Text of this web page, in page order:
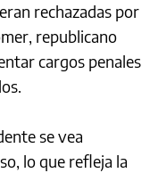
rechazadas por
republicano
cargos penales
se vea
lo que refleja la